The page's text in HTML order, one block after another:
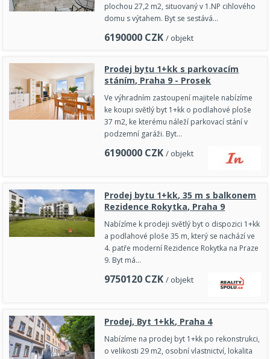
plochou 27,2 m2, situovaný v 1.NP cihlového
domu s výtahem. Byt se sestává…
6190000 CZK / objekt
Prodej bytu 1+kk s parkovacím
stáním, Praha 9 - Prosek
Ve výhradním zastoupení majitele nabízíme
ke koupi světlý byt 1+kk o podlahové ploše
37 m2, ke kterému náleží parkovací stání v
podzemní garáži. Byt…
6190000 CZK / objekt
Prodej bytu 1+kk, 35 m s balkonem
Rezidence Rokytka, Praha 9
Nabízíme k prodeji světlý byt o dispozici 1+kk
a podlahové ploše 35 m, který se nachází ve
4. patře moderní Rezidence Rokytka na Praze
9. Byt má…
9750120 CZK / objekt
Prodej, Byt 1+kk, Praha 4
Nabízíme na prodej byt 1+kk po rekonstrukci,
o velikosti 29 m2, osobní vlastnictví, lokalita